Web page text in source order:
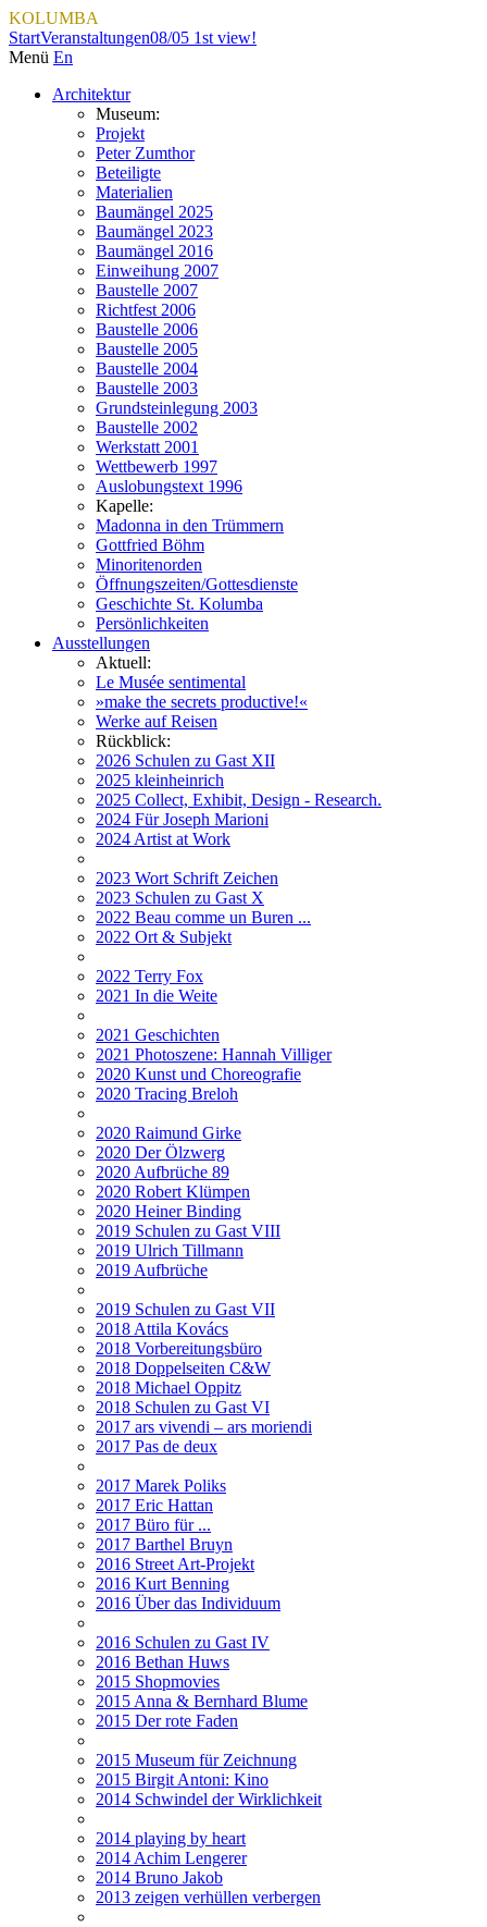
KOLUMBA
StartVeranstaltungen08/05 1st view!
Menü En
Architektur
Museum:
Projekt
Peter Zumthor
Beteiligte
Materialien
Baumängel 2025
Baumängel 2023
Baumängel 2016
Einweihung 2007
Baustelle 2007
Richtfest 2006
Baustelle 2006
Baustelle 2005
Baustelle 2004
Baustelle 2003
Grundsteinlegung 2003
Baustelle 2002
Werkstatt 2001
Wettbewerb 1997
Auslobungstext 1996
Kapelle:
Madonna in den Trümmern
Gottfried Böhm
Minoritenorden
Öffnungszeiten/Gottesdienste
Geschichte St. Kolumba
Persönlichkeiten
Ausstellungen
Aktuell:
Le Musée sentimental
»make the secrets productive!«
Werke auf Reisen
Rückblick:
2026 Schulen zu Gast XII
2025 kleinheinrich
2025 Collect, Exhibit, Design - Research.
2024 Für Joseph Marioni
2024 Artist at Work
2023 Wort Schrift Zeichen
2023 Schulen zu Gast X
2022 Beau comme un Buren ...
2022 Ort & Subjekt
2022 Terry Fox
2021 In die Weite
2021 Geschichten
2021 Photoszene: Hannah Villiger
2020 Kunst und Choreografie
2020 Tracing Breloh
2020 Raimund Girke
2020 Der Ölzwerg
2020 Aufbrüche 89
2020 Robert Klümpen
2020 Heiner Binding
2019 Schulen zu Gast VIII
2019 Ulrich Tillmann
2019 Aufbrüche
2019 Schulen zu Gast VII
2018 Attila Kovács
2018 Vorbereitungsbüro
2018 Doppelseiten C&W
2018 Michael Oppitz
2018 Schulen zu Gast VI
2017 ars vivendi – ars moriendi
2017 Pas de deux
2017 Marek Poliks
2017 Eric Hattan
2017 Büro für ...
2017 Barthel Bruyn
2016 Street Art-Projekt
2016 Kurt Benning
2016 Über das Individuum
2016 Schulen zu Gast IV
2016 Bethan Huws
2015 Shopmovies
2015 Anna & Bernhard Blume
2015 Der rote Faden
2015 Museum für Zeichnung
2015 Birgit Antoni: Kino
2014 Schwindel der Wirklichkeit
2014 playing by heart
2014 Achim Lengerer
2014 Bruno Jakob
2013 zeigen verhüllen verbergen